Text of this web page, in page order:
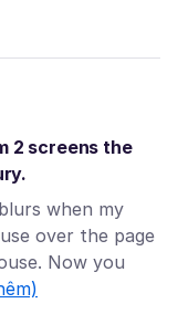
2 screens the
when my
over the page
Now you